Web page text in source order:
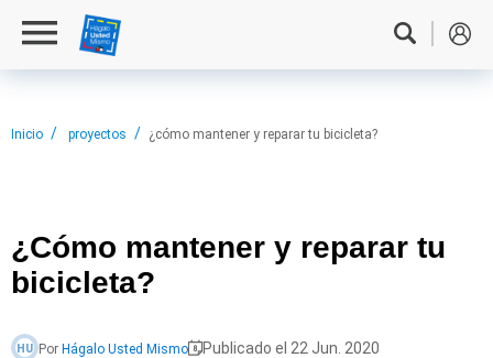
Inicio proyectos ¿cómo mantener y reparar tu bicicleta?
¿Cómo mantener y reparar tu
bicicleta?
HU Por Hágalo Usted Mismo Publicado el 22 Jun. 2020